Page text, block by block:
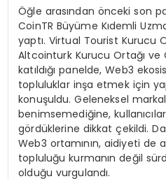
Öğle arasından önceki son
CoinTR Büyüme Kıdemli
yaptı. Virtual Tourist Kurucu
Altcointurk Kurucu Ortağı ve
katıldığı panelde, Web3
topluluklar inşa etmek için
konuşuldu. Geleneksel
benimsemediğine,
gördüklerine dikkat çekildi.
Web3 ortamının, aidiyeti de
topluluğu kurmanın değil
olduğu vurgulandı.